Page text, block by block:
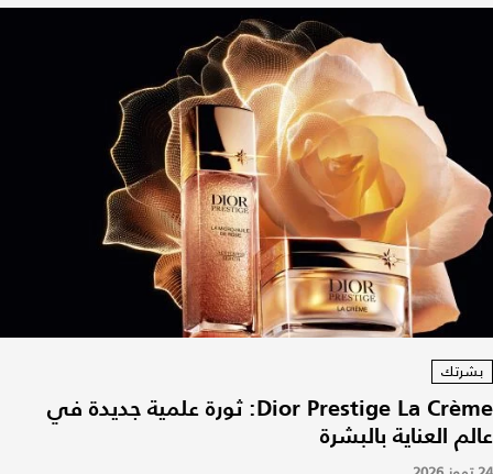
بشرتك
Dior Prestige La Crème: ثورة علمية جديدة في
عالم العناية بالبشرة